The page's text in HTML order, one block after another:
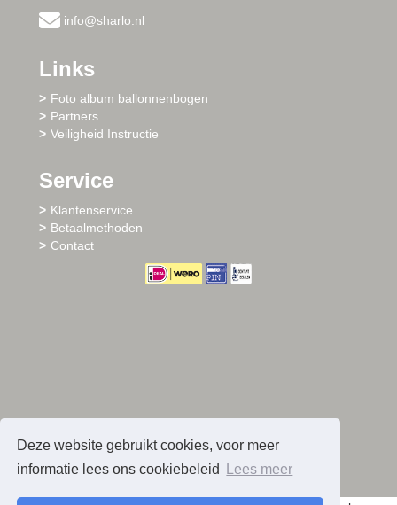
Deze website gebruikt cookies, voor meer
informatie lees ons cookiebeleid
Lees meer
info@sharlo.nl
Links
Foto album ballonnenbogen
Partners
Veiligheid Instructie
Service
Klantenservice
Betaalmethoden
Contact